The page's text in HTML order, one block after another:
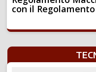
con il Regolamento